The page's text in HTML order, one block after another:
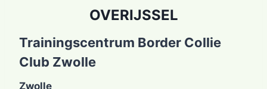
OVERIJSSEL
Trainingscentrum Border Collie
Club Zwolle
Zwolle